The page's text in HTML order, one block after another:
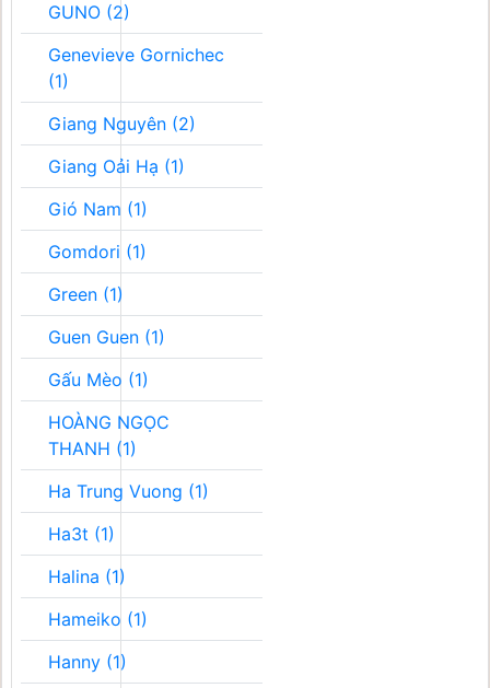
GUNO (2)
Genevieve Gornichec
(1)
Giang Nguyên (2)
Giang Oải Hạ (1)
Gió Nam (1)
Gomdori (1)
Green (1)
Guen Guen (1)
Gấu Mèo (1)
HOÀNG NGỌC
THANH (1)
Ha Trung Vuong (1)
Ha3t (1)
Halina (1)
Hameiko (1)
Hanny (1)